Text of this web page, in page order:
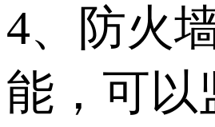
4、防火
能，可以